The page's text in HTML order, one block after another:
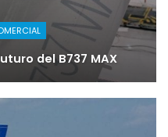
del B737 MAX